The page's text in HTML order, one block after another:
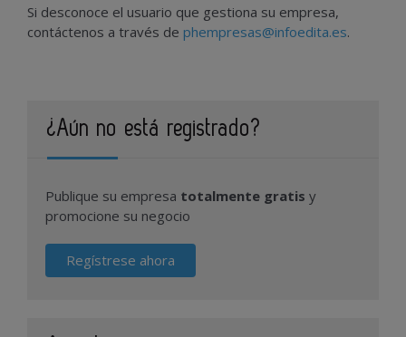
Si desconoce el usuario que gestiona su empresa,
contáctenos a través de phempresas@infoedita.es.
¿Aún no está registrado?
Publique su empresa totalmente gratis y
promocione su negocio
Regístrese ahora